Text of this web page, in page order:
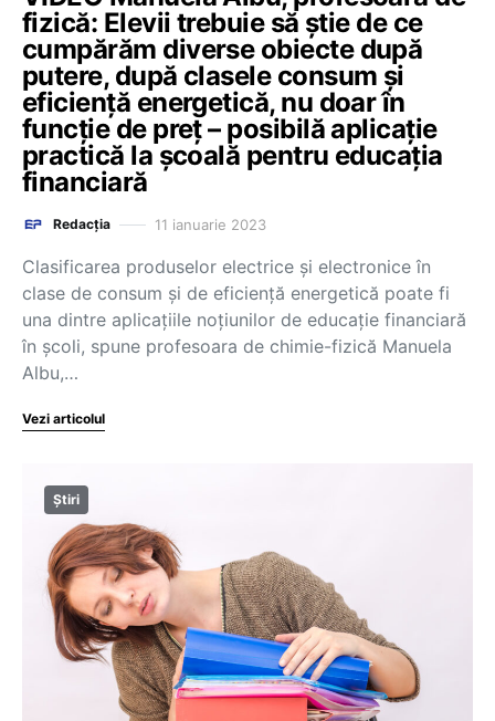
fizică: Elevii trebuie să știe de ce
cumpărăm diverse obiecte după
putere, după clasele consum și
eficiență energetică, nu doar în
funcție de preț – posibilă aplicație
practică la școală pentru educația
financiară
Redacția 11 ianuarie 2023
Clasificarea produselor electrice și electronice în
clase de consum și de eficiență energetică poate fi
una dintre aplicațiile noțiunilor de educație financiară
în școli, spune profesoara de chimie-fizică Manuela
Albu,…
Vezi articolul
Știri